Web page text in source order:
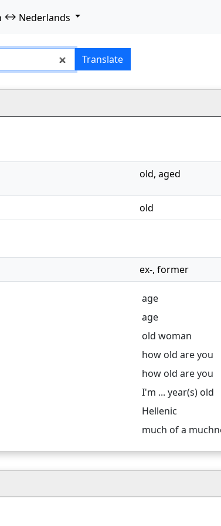
↔ Nederlands
Translate
old, aged
old
ex-, former
age
age
old woman
how old are you
how old are you
I'm ... year(s) old
Hellenic
much of a